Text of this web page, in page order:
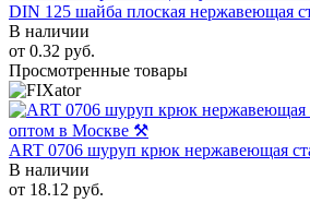
DIN 125 шайба плоская нержавеющая
В наличии
от 0.32 руб.
Просмотренные товары
ART 0706 шуруп крюк нержавеющая
В наличии
от 18.12 руб.